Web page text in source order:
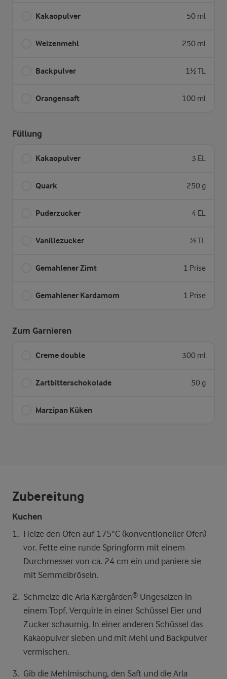
Kakaopulver 50 ml
Weizenmehl 250 ml
Backpulver 1½ TL
Orangensaft 100 ml
Füllung
Kakaopulver 3 EL
Quark 250 g
Puderzucker 4 EL
Vanillezucker ½ TL
Gemahlener Zimt 1 Prise
Gemahlener Kardamom 1 Prise
Zum Garnieren
Creme double 300 ml
Zartbitterschokolade 50 g
Marzipan Küken
Zubereitung
Kuchen
Heize den Ofen auf 175°C (konventioneller Ofen)
vor. Fette eine runde Springform mit einem
Durchmesser von ca. 24 cm ein und paniere sie
mit Semmelbröseln.
Schmelze die Arla Kærgården® Ungesalzen in
einem Topf. Verquirle in einer Schüssel Eier und
Zucker schaumig. In einer anderen Schüssel das
Kakaopulver sieben und mit Mehl und Backpulver
vermischen.
Gib die Mehlmischung, den Saft und die Arla